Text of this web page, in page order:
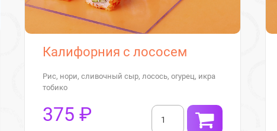
Калифорния с лососем
Рис, нори, сливочный сыр, лосось, огурец, икра
тобико
375 ₽